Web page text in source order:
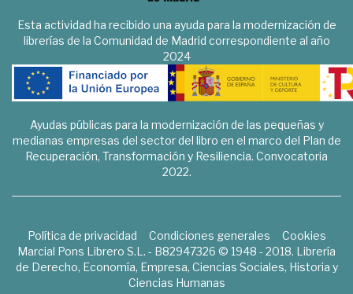
Esta actividad ha recibido una ayuda para la modernización de
librerías de la Comunidad de Madrid correspondiente al año
2024
Ayudas públicas para la modernización de las pequeñas y
medianas empresas del sector del libro en el marco del Plan de
Recuperación, Transformación y Resiliencia. Convocatoria
2022.
Política de privacidad Condiciones generales
Cookies
Marcial Pons Librero S.L. - B82947326 © 1948 - 2018. Librería
de Derecho, Economía, Empresa, Ciencias Sociales, Historia y
Ciencias Humanas